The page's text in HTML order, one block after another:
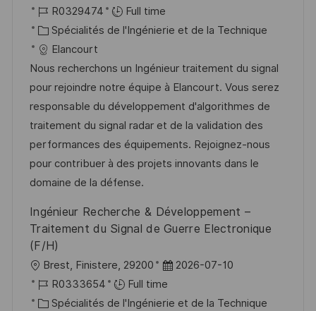
o
c
a
l
i
s
a
t
i
o
t
d
’
a
f
f
i
a
e
R
é
f
é
r
e
n
c
e
d
p
o
s
t
e
R0329474
Full time
C
a
t
é
g
o
r
i
e
Spécialités de l'Ingénierie et de la Technique
Elancourt
Nous recherchons un Ingénieur traitement du signal
pour rejoindre notre équipe à Elancourt. Vous serez
responsable du développement d'algorithmes de
traitement du signal radar et de la validation des
performances des équipements. Rejoignez-nous
pour contribuer à des projets innovants dans le
domaine de la défense.
Ingénieur Recherche & Développement –
Traitement du Signal de Guerre Electronique
(F/H)
o
c
Brest, Finistere, 29200
D
a
t
2026-07-10
R
é
R0333654
Full time
C Spécialités de l'Ingénierie et de la Technique